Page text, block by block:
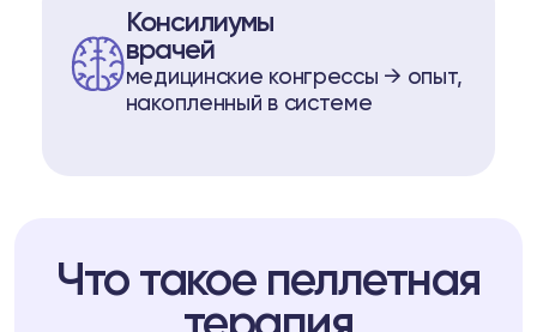
Консилиумы
врачей
медицинские конгрессы → опыт,
накопленный в системе
Что такое пеллетная